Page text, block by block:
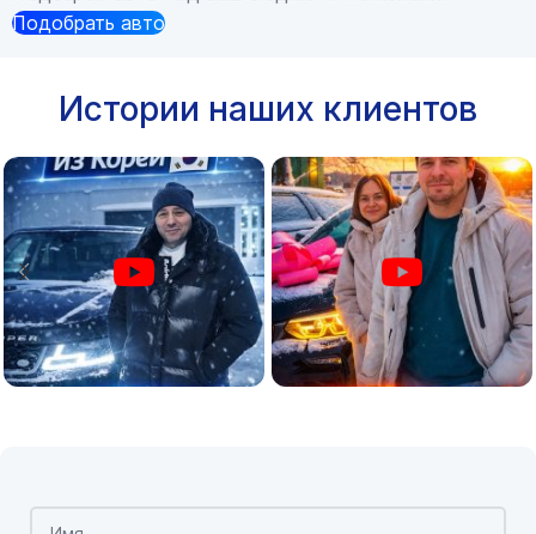
Подобрать авто
Истории наших клиентов